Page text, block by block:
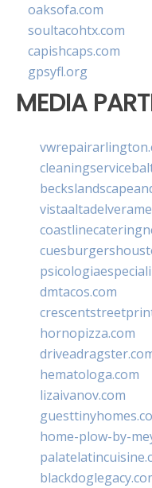
oaksofa.com
soultacohtx.com
capishcaps.com
gpsyfl.org
MEDIA
dmtacos.com
hornopizza.com
hematologa.com
lizaivanov.com
home-plow-by-